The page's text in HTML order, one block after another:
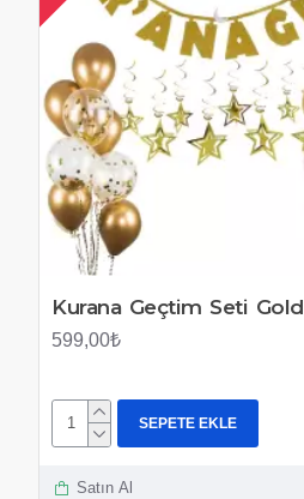
Kurana Geçtim Seti Gold
599,00₺
SEPETE EKLE
Satın Al